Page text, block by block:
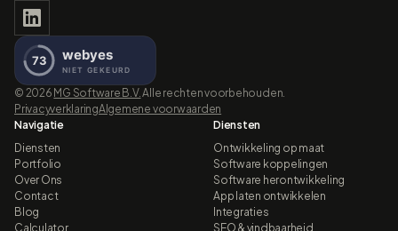
© 2026 MG Software B.V. Alle rechten voorbehouden.
PrivacyverklaringAlgemene voorwaarden
Navigatie
Diensten
Portfolio
Over Ons
Contact
Blog
Calculator
Diensten
Ontwikkeling op maat
Software koppelingen
Software herontwikkeling
App laten ontwikkelen
Integraties
SEO & vindbaarheid